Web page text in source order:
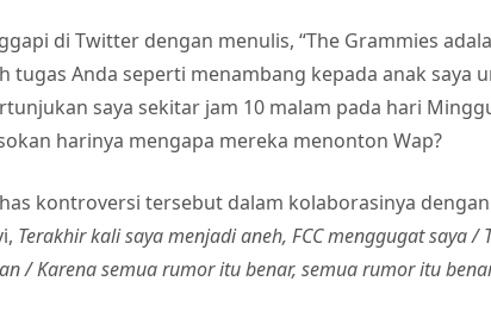
di Twitter dengan menulis, “The Grammies
tugas Anda seperti menambang kepada anak saya
saya sekitar jam 10 malam pada hari
harinya mengapa mereka menonton Wap?
kontroversi tersebut dalam kolaborasinya dengan
Terakhir kali saya menjadi aneh, FCC menggugat saya /
/ Karena semua rumor itu benar, semua rumor itu